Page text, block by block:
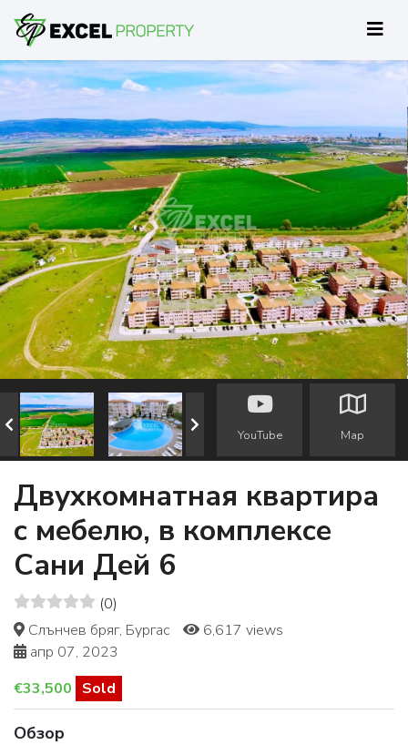
YouTube Map
Двухкомнатная квартира
с мебелю, в комплексе
Сани Дей 6
(0)
Слънчев бряг, Бургас
6,617 views
апр 07, 2023
€33,500 Sold
Обзор